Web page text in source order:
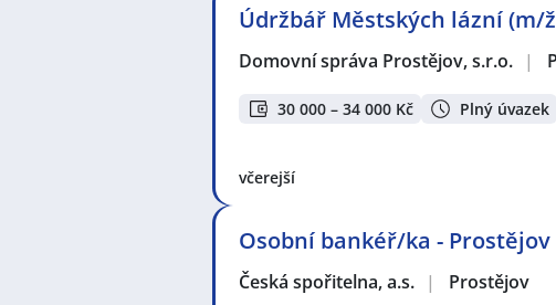
Údržbář Městských lázní (m/
Domovní správa Prostějov, s.r.o. |
30 000 – 34 000 Kč Plný úvazek
včerejší
Osobní bankéř/ka - Prostějov
Česká spořitelna, a.s. | Prostějov